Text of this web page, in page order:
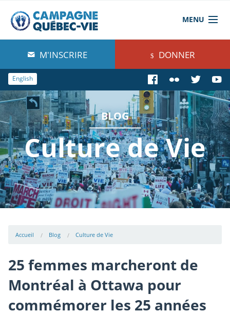
MENU
À propos de nous
Blog
Comprendre
Agir
Boutique
M'INSCRIRE DONNER
English
BLOG
Culture de Vie
Accueil Blog Culture de Vie
25 femmes marcheront de
Montréal à Ottawa pour
commémorer les 25 années